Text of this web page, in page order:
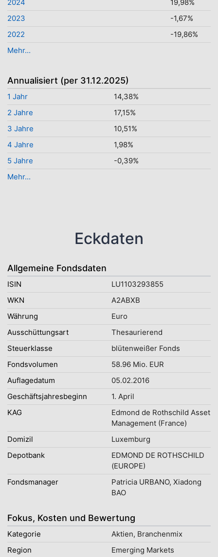
2024
19,98%
2023
-1,67%
2022
-19,86%
Mehr...
Annualisiert (per 31.12.2025)
1 Jahr
14,38%
2 Jahre
17,15%
3 Jahre
10,51%
4 Jahre
1,98%
5 Jahre
-0,39%
Mehr...
Eckdaten
Allgemeine Fondsdaten
ISIN
LU1103293855
WKN
A2ABXB
Währung
Euro
Ausschüttungsart
Thesaurierend
Steuerklasse
blütenweißer Fonds
Fondsvolumen
58.96 Mio. EUR
Auflagedatum
05.02.2016
Geschäftsjahresbeginn
1. April
KAG
Edmond de Rothschild Asset
Management (France)
Domizil
Luxemburg
Depotbank
EDMOND DE ROTHSCHILD
(EUROPE)
Fondsmanager
Patricia URBANO, Xiadong
BAO
Fokus, Kosten und Bewertung
Kategorie
Aktien, Branchenmix
Region
Emerging Markets